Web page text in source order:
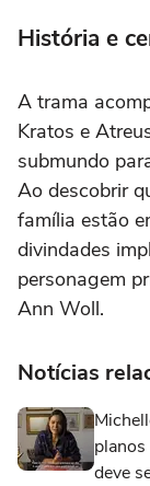
História e
A trama
Kratos e
submundo
Ao descobrir
família estão
divindades
personagem
Ann Woll.
Notícias
deve